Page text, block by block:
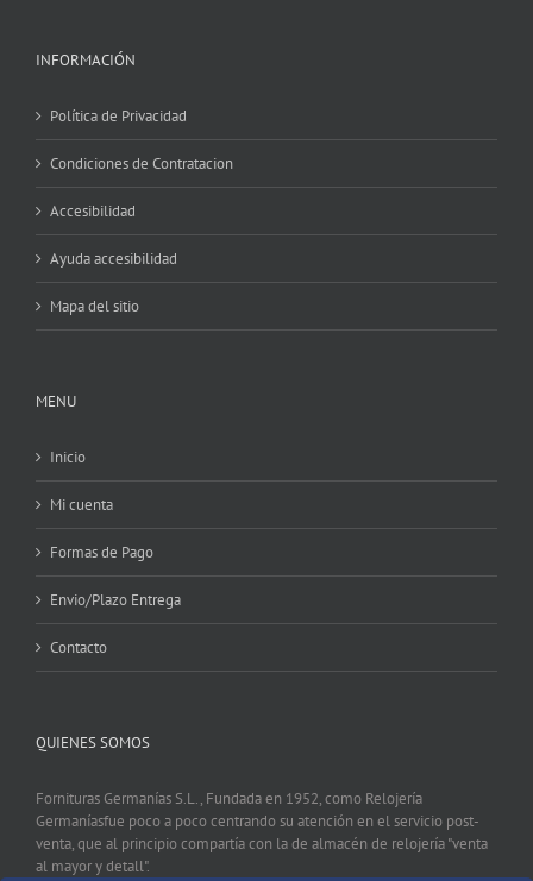
INFORMACIÓN
Política de Privacidad
Condiciones de Contratacion
Accesibilidad
Ayuda accesibilidad
Mapa del sitio
MENU
Inicio
Mi cuenta
Formas de Pago
Envio/Plazo Entrega
Contacto
QUIENES SOMOS
Fornituras Germanías S.L., Fundada en 1952, como Relojería
Germaníasfue poco a poco centrando su atención en el servicio post-
venta, que al principio compartía con la de almacén de relojería "venta
al mayor y detall".